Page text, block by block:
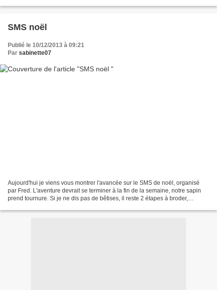
SMS noël
Publié le 10/12/2013 à 09:21
Par sabinette07
Aujourd'hui je viens vous montrer l'avancée sur le SMS de noël, organisé
par Fred. L'aventure devrait se terminer à la fin de la semaine, notre sapin
prend tournure. Si je ne dis pas de bêtises, il reste 2 étapes à broder,